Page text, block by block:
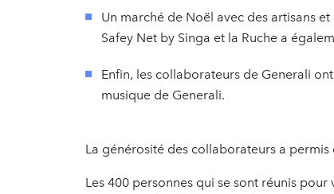
Un marché de Noël avec des artisans
Safey Net by Singa et la Ruche a
Enfin, les collaborateurs de Generali
musique de Generali.
La générosité des collaborateurs a
Les 400 personnes qui se sont réunis